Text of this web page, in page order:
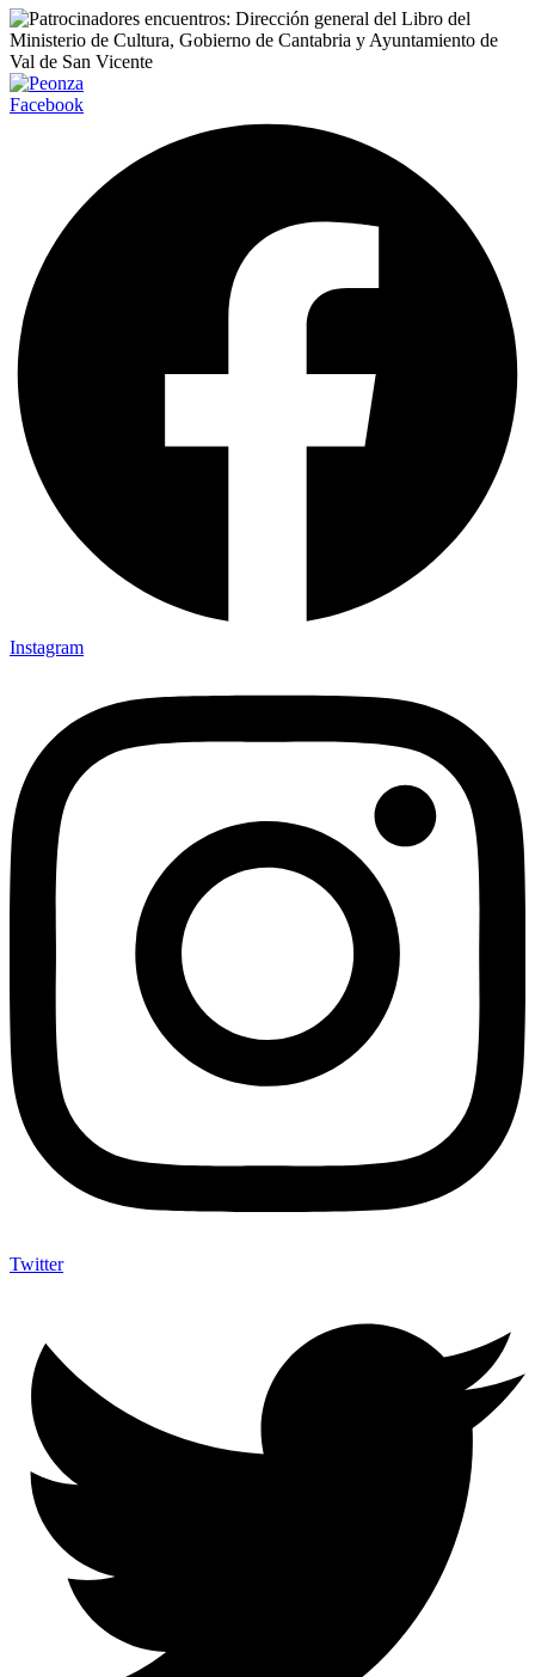
Facebook
Instagram
Twitter